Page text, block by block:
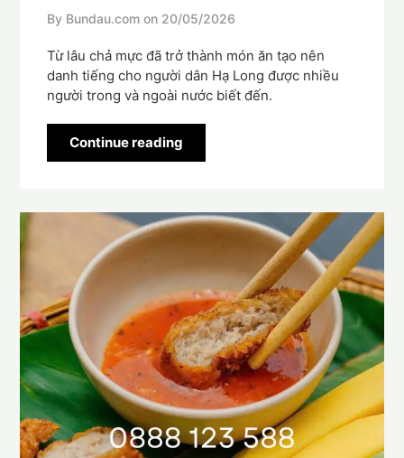
By Bundau.com on 20/05/2026
Từ lâu chả mực đã trở thành món ăn tạo nên
danh tiếng cho người dân Hạ Long được nhiều
người trong và ngoài nước biết đến.
Continue reading